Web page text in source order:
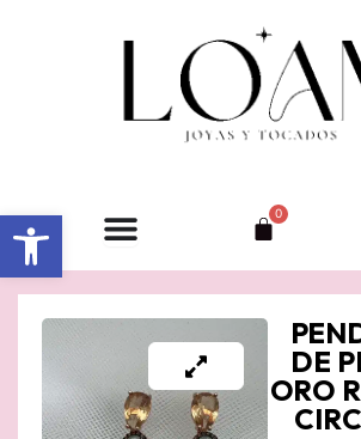
Abrir barra de herramientas 0
Carrito
DE
ORO